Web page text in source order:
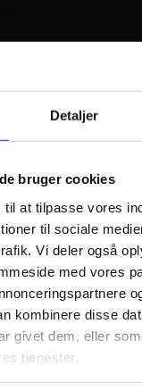
Detaljer
bruger cookies
at tilpasse vores
til sociale
Vi deler også
med vores
kombinere disse
givet dem, eller
tjenester.